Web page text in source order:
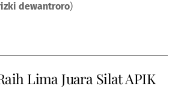
dewantroro)
Lima Juara Silat APIK